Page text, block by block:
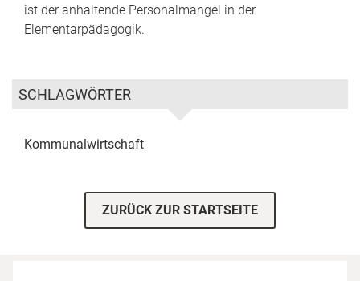
ist der anhaltende Personalmangel in der
Elementarpädagogik.
SCHLAGWÖRTER
Kommunalwirtschaft
ZURÜCK ZUR STARTSEITE